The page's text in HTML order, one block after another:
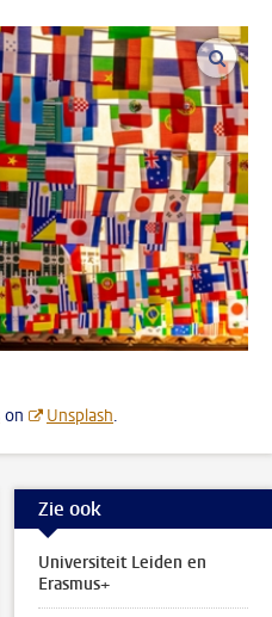
on Unsplash.
Zie ook
Universiteit Leiden en
Erasmus+